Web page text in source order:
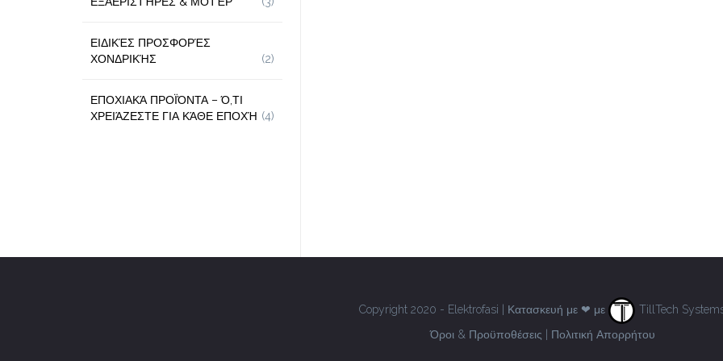
ΕΙΔΙΚΈΣ ΠΡΟΣΦΟΡΈΣ
ΧΟΝΔΡΙΚΉΣ
(2)
ΕΠΟΧΙΑΚΆ ΠΡΟΪΌΝΤΑ – Ό,ΤΙ
ΧΡΕΙΆΖΕΣΤΕ ΓΙΑ ΚΆΘΕ ΕΠΟΧΉ (4)
Copyright 2020 - Elektrofasi | Κατασκευή με ❤ με
TillTech
Όροι & Προϋποθέσεις
Πολιτική Απορρήτου